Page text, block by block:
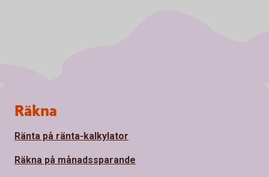
Sidfot
Räkna
Ränta på ränta-kalkylator
Räkna på månadssparande